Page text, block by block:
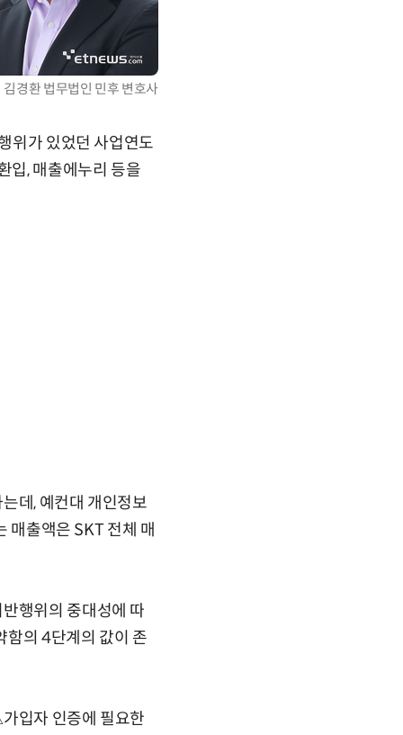
김경환 법무법인 민후 변호사
위가 있었던 사업연도
입, 매출에누리 등을
데, 예컨대 개인정보
매출액은 SKT 전체 매
행위의 중대성에 따
함의 4단계의 값이 존
입자 인증에 필요한